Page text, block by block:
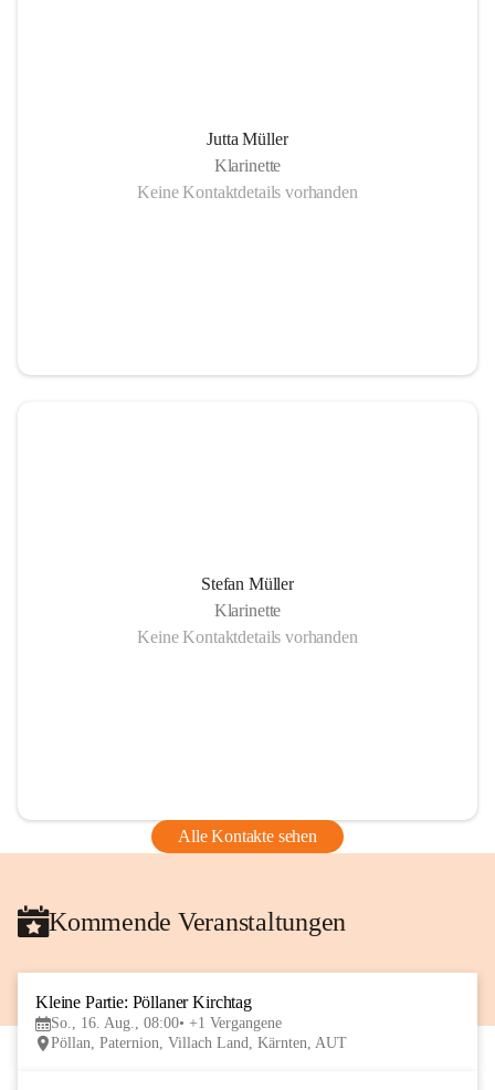
Jutta Müller
Klarinette
Keine Kontaktdetails vorhanden
Stefan Müller
Klarinette
Keine Kontaktdetails vorhanden
Alle Kontakte sehen
Kommende Veranstaltungen
Kleine Partie: Pöllaner Kirchtag
So., 16. Aug., 08:00 +1 Vergangene
Pöllan, Paternion, Villach Land, Kärnten, AUT